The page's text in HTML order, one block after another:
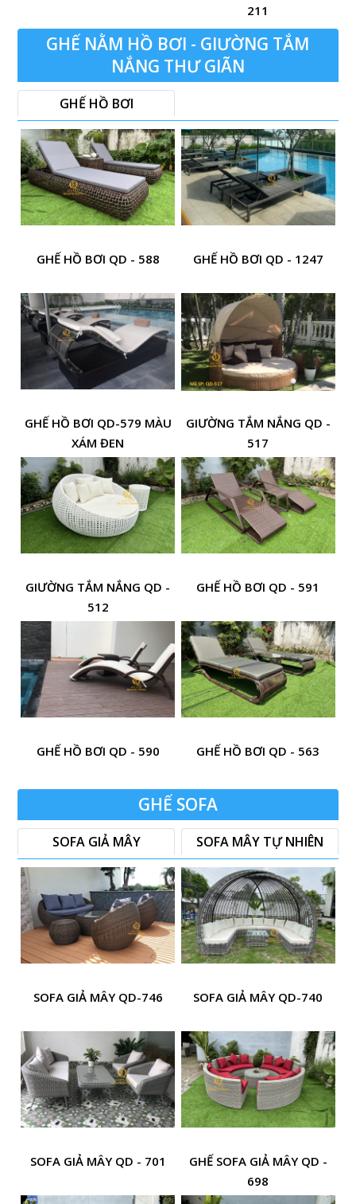
211
GHẾ NẰM HỒ BƠI - GIƯỜNG TẮM
NẮNG THƯ GIÃN
GHẾ HỒ BƠI
GHẾ HỒ BƠI QD - 588 GHẾ HỒ BƠI QD - 1247
GHẾ HỒ BƠI QD-579 MÀU
XÁM ĐEN
GIƯỜNG TẮM NẮNG QD -
517
GIƯỜNG TẮM NẮNG QD -
512
GHẾ HỒ BƠI QD - 591
GHẾ HỒ BƠI QD - 590 GHẾ HỒ BƠI QD - 563
GHẾ SOFA
SOFA GIẢ MÂY SOFA MÂY TỰ NHIÊN
SOFA GIẢ MÂY QD-746 SOFA GIẢ MÂY QD-740
SOFA GIẢ MÂY QD - 701
GHẾ SOFA GIẢ MÂY QD -
698